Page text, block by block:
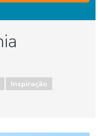
Inspiração